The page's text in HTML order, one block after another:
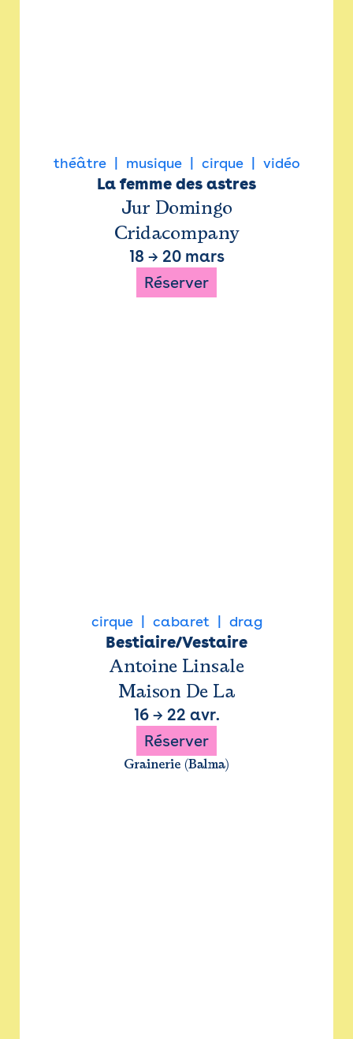
théâtre musique cirque vidéo
La femme des astres
Jur Domingo
Cridacompany
18 → 20 mars
Réserver
cirque cabaret drag
Bestiaire/Vestaire
Antoine Linsale
Maison De La
16→ 22 avr.
Réserver
Grainerie (Balma)